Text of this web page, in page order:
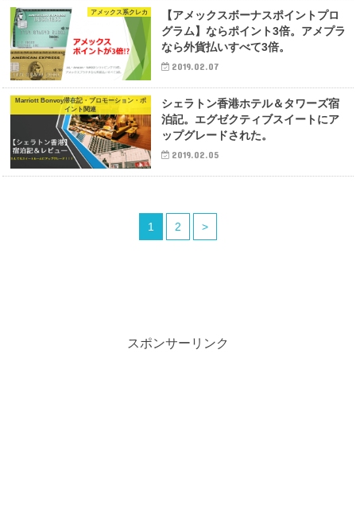
アメックス系クレカ
【アメックスボーナスポイントプロ
グラム】ならポイント3倍。アメプラ
なら外貨払いすべて3倍。
2019.02.07
Marriott Bonvoy滞在記・プロモーション・ポ
イント関連
シェラトン香港ホテル＆タワーズ宿
泊記。エグゼクティブスイートにア
ップグレードされた。
2019.02.05
1 2 >
スポンサーリンク